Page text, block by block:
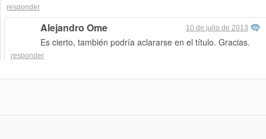
responder
Alejandro Ome 10 de julio de 2013
Es cierto, también podría aclararse en el título. Gracias.
responder